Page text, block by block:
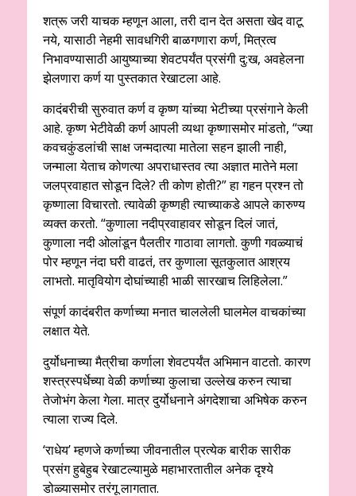
शत्रू जरी याचक म्हणून आला, तरी दान देत असता खेद वाटू
नये, यासाठी नेहमी सावधगिरी बाळगणारा कर्ण, मित्रत्व
निभावण्यासाठी आयुष्याच्या शेवटपर्यंत प्रसंगी दु:ख, अवहेलना
झेलणारा कर्ण या पुस्तकात रेखाटला आहे.
कादंबरीची सुरुवात कर्ण व कृष्ण यांच्या भेटीच्या प्रसंगाने केली
आहे. कृष्ण भेटीवेळी कर्ण आपली व्यथा कृष्णासमोर मांडतो, “ज्या
कवचकुंडलांची साक्ष जन्मदात्या मातेला सहन झाली नाही,
जन्माला येताच कोणत्या अपराधास्तव त्या अज्ञात मातेने मला
जलप्रवाहात सोडून दिले? ती कोण होती?” हा गहन प्रश्न तो
कृष्णाला विचारतो. त्यावेळी कृष्णही त्याच्याकडे आपले कारुण्य
व्यक्त करतो. “कुणाला नदीप्रवाहावर सोडून दिलं जातं,
कुणाला नदी ओलांडून पैलतीर गाठावा लागतो. कुणी गवळ्याचं
पोर म्हणून नंदा घरी वाढतं, तर कुणाला सूतकुलात आश्रय
लाभतो. मातृवियोग दोघांच्याही भाळी सारखाच लिहिलेला.”
संपूर्ण कादंबरीत कर्णाच्या मनात चाललेली घालमेल वाचकांच्या
लक्षात येते.
दुर्योधनाच्या मैत्रीचा कर्णाला शेवटपर्यंत अभिमान वाटतो. कारण
शस्त्रस्पर्धेच्या वेळी कर्णाच्या कुलाचा उल्लेख करुन त्याचा
तेजोभंग केला गेला. मात्र दुर्योधनाने अंगदेशाचा अभिषेक करुन
त्याला राज्य दिले.
‘राधेय’ म्हणजे कर्णाच्या जीवनातील प्रत्येक बारीक सारीक
प्रसंग हुबेहुब रेखाटल्यामुळे महाभारतातील अनेक दृश्ये
डोळ्यासमोर तरंगू लागतात.